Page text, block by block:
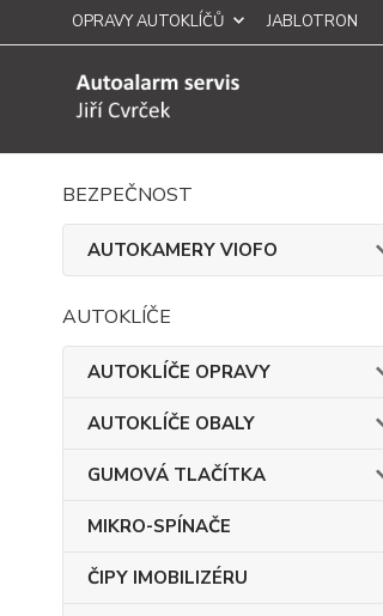
OPRAVY AUTOKLÍČŮ JABLOTRON
BEZPEČNOST
AUTOKAMERY VIOFO
AUTOKLÍČE
AUTOKLÍČE OPRAVY
AUTOKLÍČE OBALY
GUMOVÁ TLAČÍTKA
MIKRO-SPÍNAČE
ČIPY IMOBILIZÉRU